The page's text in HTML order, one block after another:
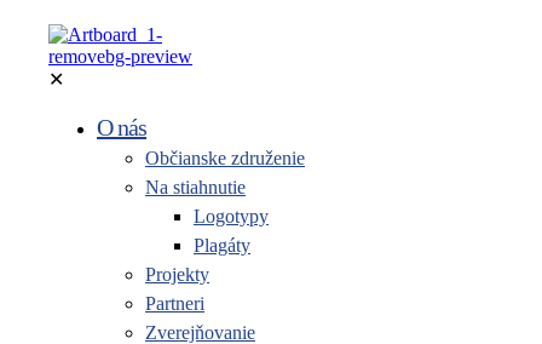
✕
O nás
Občianske združenie
Na stiahnutie
Logotypy
Plagáty
Projekty
Partneri
Zverejňovanie